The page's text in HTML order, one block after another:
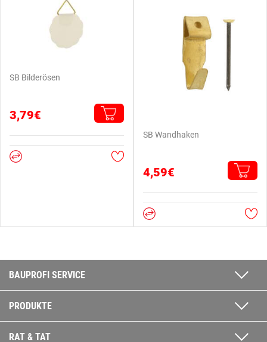
SB Bilderösen
3,79€
SB Wandhaken
4,59€
BAUPROFI SERVICE
PRODUKTE
RAT & TAT